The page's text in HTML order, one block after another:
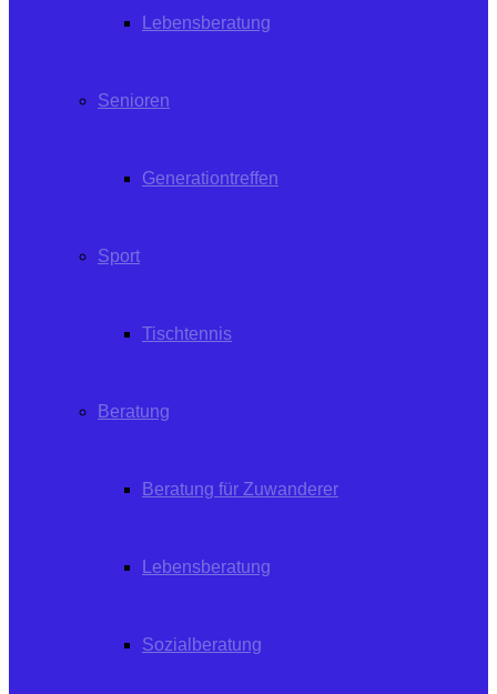
Lebensberatung
Senioren
Generationtreffen
Sport
Tischtennis
Beratung
Beratung für Zuwanderer
Lebensberatung
Sozialberatung